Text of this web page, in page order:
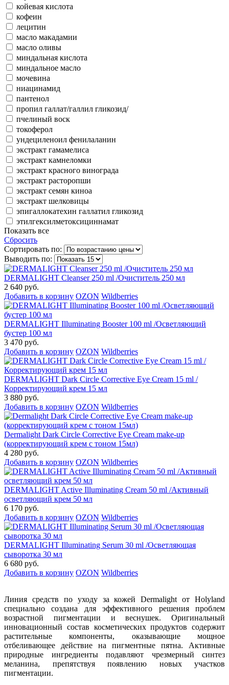
койевая кислота
кофеин
лецитин
масло макадамии
масло оливы
миндальная кислота
миндальное масло
мочевина
ниацинамид
пантенол
пропил галлат/галлил гликозид/
пчелиный воск
токоферол
ундециленоил фенилаланин
экстракт гамамелиса
экстракт камнеломки
экстракт красного винограда
экстракт расторопши
экстракт семян киноа
экстракт шелковицы
эпигаллокатехин галлатил гликозид
этилгексилметоксициннамат
Показать все
Сбросить
Сортировать по:
Выводить по:
DERMALIGHT Cleanser 250 ml /Очиститель 250 мл
2 640 руб.
Добавить в корзину OZON Wildberries
DERMALIGHT Illuminating Booster 100 ml /Осветляющий
бустер 100 мл
3 470 руб.
Добавить в корзину OZON Wildberries
DERMALIGHT Dark Circle Corrective Eye Cream 15 ml /
Корректирующий крем 15 мл
3 880 руб.
Добавить в корзину OZON Wildberries
Dermalight Dark Circle Corrective Eye Cream make-up
(корректирующий крем с тоном 15мл)
4 280 руб.
Добавить в корзину OZON Wildberries
DERMALIGHT Active Illuminating Cream 50 ml /Активный
осветляющий крем 50 мл
6 170 руб.
Добавить в корзину OZON Wildberries
DERMALIGHT Illuminating Serum 30 ml /Осветляющая
сыворотка 30 мл
6 680 руб.
Добавить в корзину OZON Wildberries
Линия средств по уходу за кожей Dermalight от Holyland
специально создана для эффективного решения проблем
возрастной пигментации и веснушек. Оригинальный
инновационный состав косметических продуктов содержит
растительные компоненты, оказывающие мощное
отбеливающее действие на пигментные пятна. Активные
природные ингредиенты подавляют чрезмерный синтез
меланина, препятствуя появлению новых участков
пигментации.